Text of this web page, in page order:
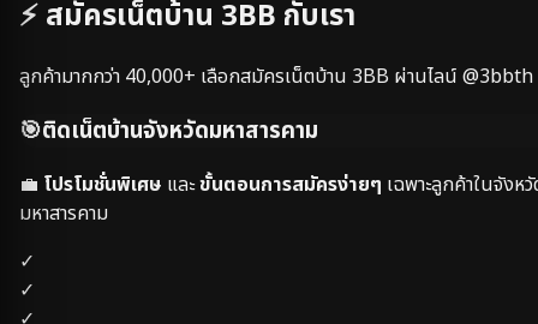
⚡ สมัครเน็ตบ้าน 3BB กับเรา
ลูกค้ามากกว่า 40,000+ เลือกสมัครเน็ตบ้าน 3BB ผ่านไลน์ @3bbth
🎯ติดเน็ตบ้านจังหวัดมหาสารคาม
💼 โปรโมชั่นพิเศษ และขั้นตอนการสมัครง่ายๆ เฉพาะลูกค้าในจังห
มหาสารคาม
✓
✓